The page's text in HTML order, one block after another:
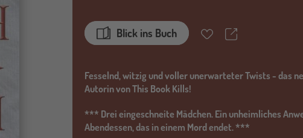
Blick ins Buch MerkzettelTeilen
Fesselnd, witzig und voller unerwarteter Twists - das
Autorin von This Book Kills!
*** Drei eingeschneite Mädchen. Ein unheimliches
Abendessen, das in einem Mord endet. ***